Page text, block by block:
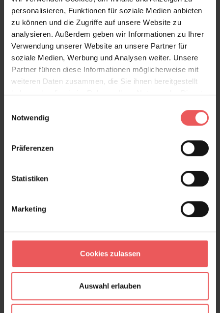
personalisieren, Funktionen für soziale Medien anbieten
zu können und die Zugriffe auf unsere Website zu
analysieren. Außerdem geben wir Informationen zu Ihrer
Verwendung unserer Website an unsere Partner für
soziale Medien, Werbung und Analysen weiter. Unsere
Partner führen diese Informationen möglicherweise mit
weiteren Daten zusammen, die Sie ihnen bereitgestellt
haben oder die sie im Rahmen Ihrer Nutzung der Dienste
Notwendig
Präferenzen
Statistiken
Marketing
Cookies zulassen
Auswahl erlauben
definierte Formen und reduzierte Farben. Aber sie
geht auch ein harmonisches Zusammenspiel mit Art
Dèco und Midcentury ein. Lieben Sie es verspielt,
opulent und romantisch? Dann kombinieren Sie Ihre
Einrichtungs- und Dekorationsgegenstände Ton in
Ton. Sind Sie eher der minimalistische Typ mit einem
Auge für geometrische Formen, dann setzen Sie
Akzente mit der Tapete Floretta und lassen Sie die
beiden Stil-Welten miteinander spielen.
FAQ
Sie haben Fragen zum Produkt?
+49 (0)221 932 81 82